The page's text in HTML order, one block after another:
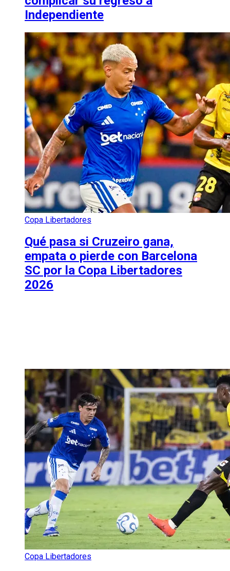
Independiente
Copa Libertadores
Qué pasa si Cruzeiro gana,
empata o pierde con Barcelona
SC por la Copa Libertadores
2026
Copa Libertadores